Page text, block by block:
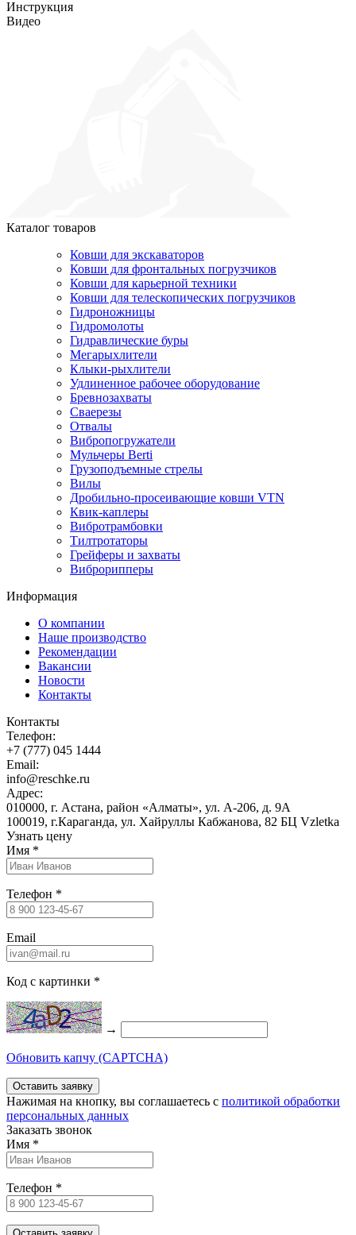
Инструкция
Видео
Каталог товаров
Ковши для экскаваторов
Ковши для фронтальных погрузчиков
Ковши для карьерной техники
Ковши для телескопических погрузчиков
Гидроножницы
Гидромолоты
Гидравлические буры
Мегарыхлители
Клыки-рыхлители
Удлиненное рабочее оборудование
Бревнозахваты
Сваерезы
Отвалы
Вибропогружатели
Мульчеры Berti
Грузоподъемные стрелы
Вилы
Дробильно-просеивающие ковши VTN
Квик-каплеры
Вибротрамбовки
Тилтротаторы
Грейферы и захваты
Виброрипперы
Информация
О компании
Наше производство
Рекомендации
Вакансии
Новости
Контакты
Контакты
Телефон:
+7 (777) 045 1444
Email:
info@reschke.ru
Адрес:
010000, г. Астана, район «Алматы», ул. А-206, д. 9А
100019, г.Караганда, ул. Хайруллы Кабжанова, 82 БЦ Vzletka
Узнать цену
Имя *
Телефон *
Email
Код с картинки *
→
Обновить капчу (CAPTCHA)
Нажимая на кнопку, вы соглашаетесь c политикой обработки
персональных данных
Заказать звонок
Имя *
Телефон *